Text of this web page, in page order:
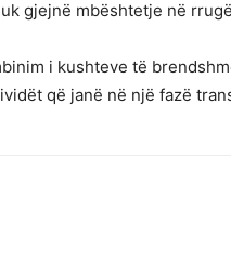
gjejnë mbështetje në
i kushteve të
që janë në një fazë